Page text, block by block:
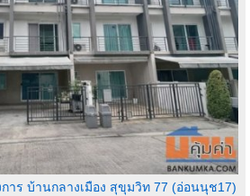
าร บ้านกลางเมือง สุขุมวิท 77 (อ่อนนุช17)